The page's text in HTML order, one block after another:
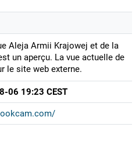
Aleja Armii Krajowej et de la
un aperçu. La vue actuelle de
le site web externe.
06 19:23 CEST